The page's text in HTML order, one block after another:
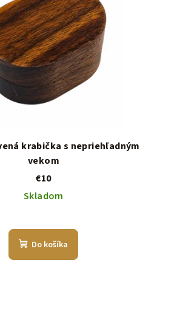
krabička s nepriehľadným
vekom
€10
Skladom
Do košíka